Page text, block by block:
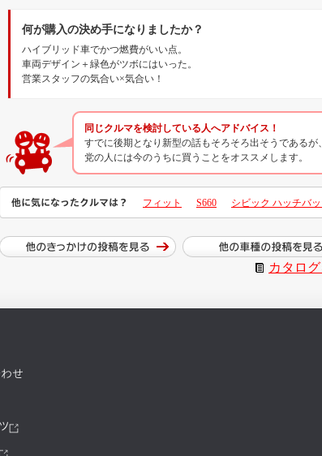
何が購入の決め手になりましたか？
ハイブリッド車でかつ燃費がいい点。
車両デザイン＋緑色がツボにはいった。
営業スタッフの気合い×気合い！
同じクルマを検討している人へアドバイス！
すでに後期となり新型の話もそろそろ出そうである
党の人には今のうちに買うことをオススメします。
他に気になったクルマは？ フィット S660 シビック ハッチバッ
カタロ
せ